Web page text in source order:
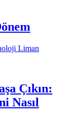
Çıkın:
Nasıl